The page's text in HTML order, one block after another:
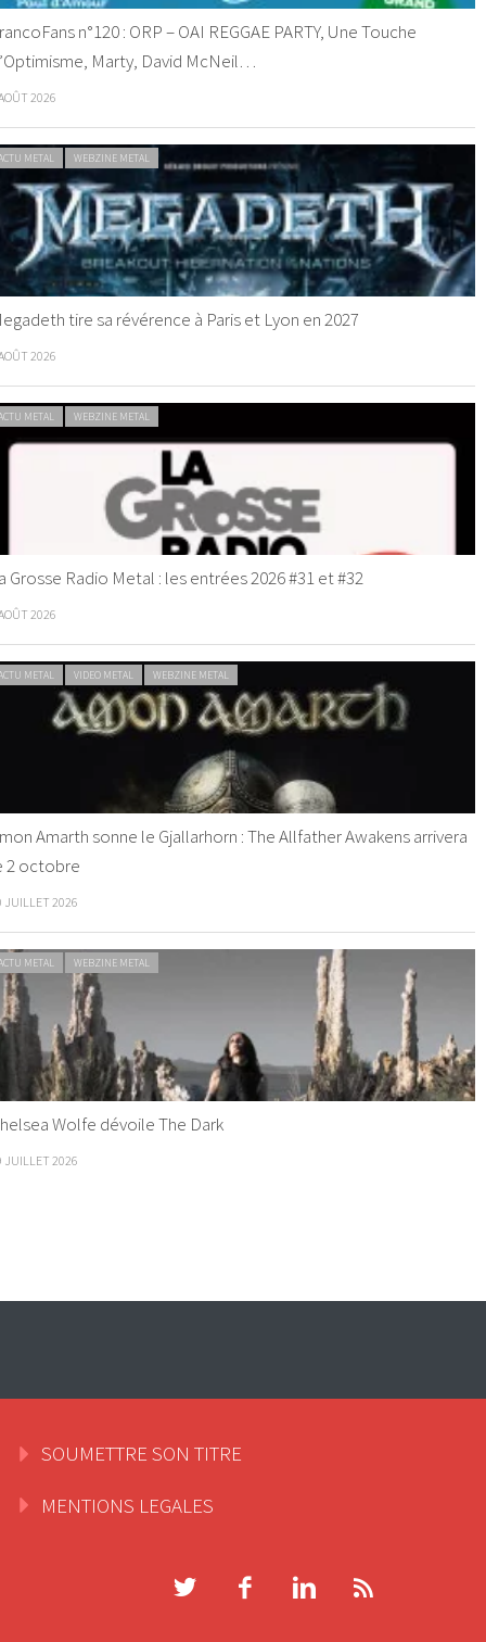
n°120 : ORP – OAI REGGAE PARTY, Une Touche
Marty, David McNeil…
2026
METAL WEBZINE METAL
tire sa révérence à Paris et Lyon en 2027
2026
METAL WEBZINE METAL
Grosse Radio Metal : les entrées 2026 #31 et #32
2026
METAL VIDEO METAL WEBZINE METAL
Amarth sonne le Gjallarhorn : The Allfather Awakens arrivera
2 octobre
JUILLET 2026
METAL WEBZINE METAL
Wolfe dévoile The Dark
JUILLET 2026
SOUMETTRE SON TITRE
MENTIONS LEGALES